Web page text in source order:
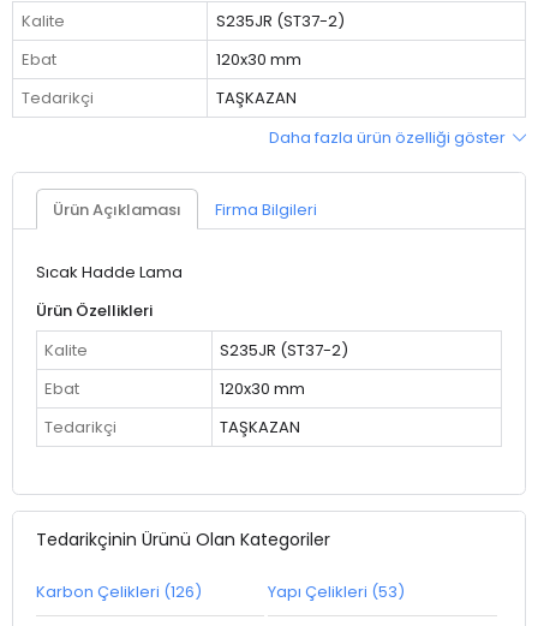
Kalite
S235JR (ST37-2)
Ebat
120x30 mm
Tedarikçi
TAŞKAZAN
Daha fazla ürün özelliği göster
Ürün Açıklaması Firma Bilgileri
Sıcak Hadde Lama
Ürün Özellikleri
Kalite
S235JR (ST37-2)
Ebat
120x30 mm
Tedarikçi
TAŞKAZAN
Tedarikçinin Ürünü Olan Kategoriler
Karbon Çelikleri (126) Yapı Çelikleri (53)